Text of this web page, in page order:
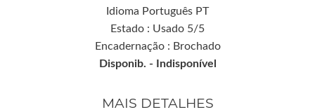
Idioma Português PT
Estado : Usado 5/5
Encadernação : Brochado
Disponib. - Indisponível
MAIS DETALHES